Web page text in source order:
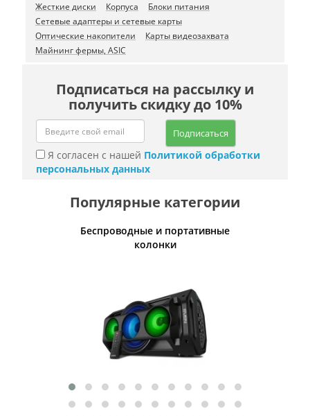
Жесткие диски
Корпуса
Блоки питания
Сетевые адаптеры и сетевые карты
Оптические накопители
Карты видеозахвата
Майнинг фермы, ASIC
Подписаться на рассылку и
получить скидку до 10%
Подписаться
Я согласен с нашей Политикой обработки
персональных данных
Популярные категории
Беспроводные и портативные
колонки